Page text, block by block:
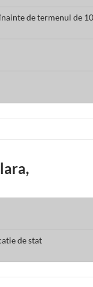
de termenul de 10
de stat